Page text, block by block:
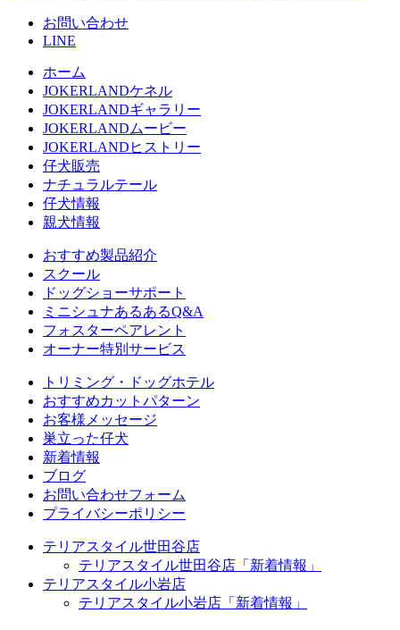
お問い合わせ
LINE
ホーム
JOKERLANDケネル
JOKERLANDギャラリー
JOKERLANDムービー
JOKERLANDヒストリー
仔犬販売
ナチュラルテール
仔犬情報
親犬情報
おすすめ製品紹介
スクール
ドッグショーサポート
ミニシュナあるあるQ&A
フォスターペアレント
オーナー特別サービス
トリミング・ドッグホテル
おすすめカットパターン
お客様メッセージ
巣立った仔犬
新着情報
ブログ
お問い合わせフォーム
プライバシーポリシー
テリアスタイル世田谷店
テリアスタイル世田谷店「新着情報」
テリアスタイル小岩店
テリアスタイル小岩店「新着情報」